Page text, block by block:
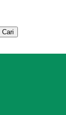
Cari